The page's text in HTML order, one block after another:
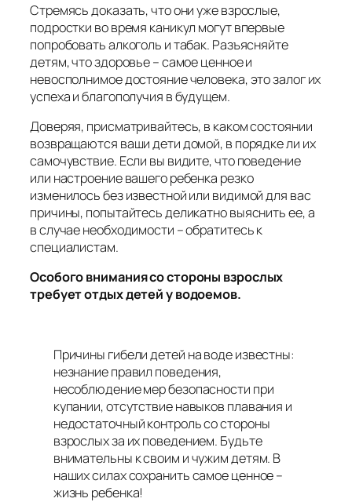
Стремясь доказать, что они уже взрослые,
подростки во время каникул могут впервые
попробовать алкоголь и табак. Разъясняйте
детям, что здоровье – самое ценное и
невосполнимое достояние человека, это залог их
успеха и благополучия в будущем.
Доверяя, присматривайтесь, в каком состоянии
возвращаются ваши дети домой, в порядке ли их
самочувствие. Если вы видите, что поведение
или настроение вашего ребенка резко
изменилось без известной или видимой для вас
причины, попытайтесь деликатно выяснить ее, а
в случае необходимости – обратитесь к
специалистам.
Особого внимания со стороны взрослых
требует отдых детей у водоемов.
Причины гибели детей на воде известны:
незнание правил поведения,
несоблюдение мер безопасности при
купании, отсутствие навыков плавания и
недостаточный контроль со стороны
взрослых за их поведением. Будьте
внимательны к своим и чужим детям. В
наших силах сохранить самое ценное –
жизнь ребенка!